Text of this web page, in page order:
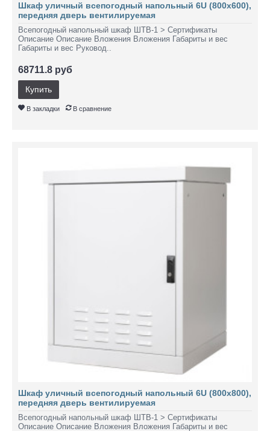
Шкаф уличный всепогодный напольный 6U (800х600),
передняя дверь вентилируемая
Всепогодный напольный шкаф ШТВ-1 > Сертификаты
Описание Описание Вложения Вложения Габариты и вес
Габариты и вес Руковод..
68711.8 руб
Купить
В закладки В сравнение
Шкаф уличный всепогодный напольный 6U (800х800),
передняя дверь вентилируемая
Всепогодный напольный шкаф ШТВ-1 > Сертификаты
Описание Описание Вложения Вложения Габариты и вес